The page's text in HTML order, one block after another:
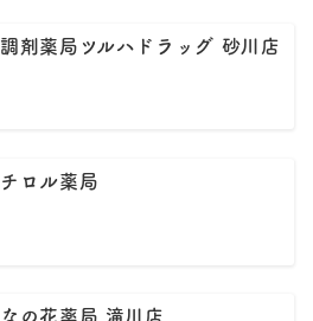
調剤薬局ツルハドラッグ 砂川店
チロル薬局
なの花薬局 滝川店